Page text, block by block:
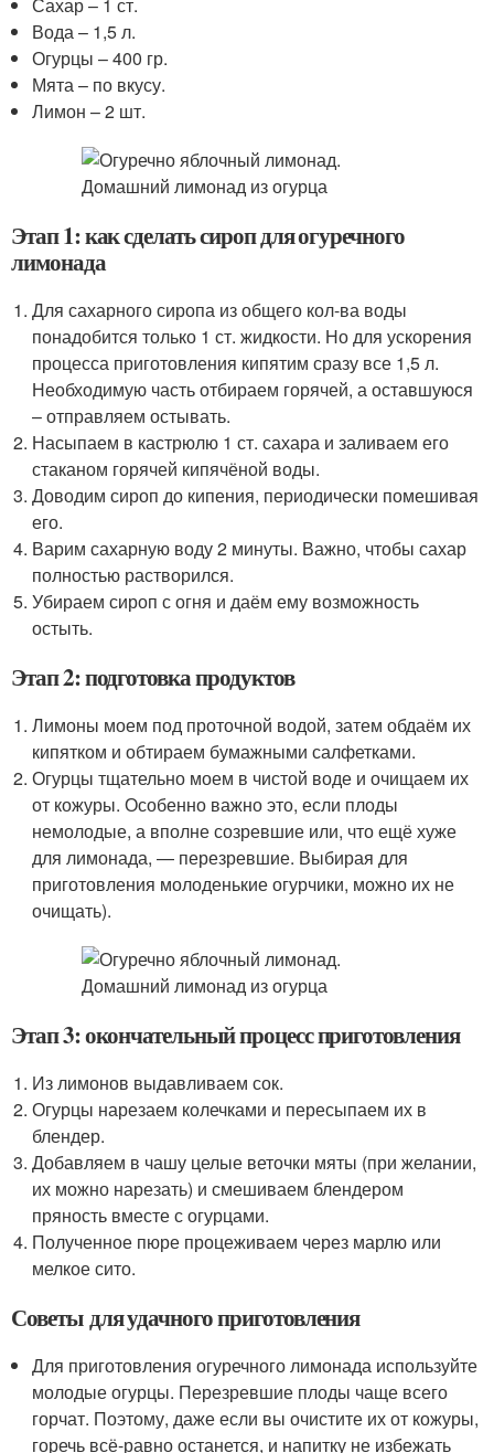
Вода – 1,5 л.
Огурцы – 400 гр.
Мята – по вкусу.
Лимон – 2 шт.
Этап 1: как сделать сироп для огуречного
лимонада
Для сахарного сиропа из общего кол-ва воды
понадобится только 1 ст. жидкости. Но для ускорения
процесса приготовления кипятим сразу все 1,5 л.
Необходимую часть отбираем горячей, а оставшуюся
– отправляем остывать.
Насыпаем в кастрюлю 1 ст. сахара и заливаем его
стаканом горячей кипячёной воды.
Доводим сироп до кипения, периодически помешивая
его.
Варим сахарную воду 2 минуты. Важно, чтобы сахар
полностью растворился.
Убираем сироп с огня и даём ему возможность
остыть.
Этап 2: подготовка продуктов
Лимоны моем под проточной водой, затем обдаём их
кипятком и обтираем бумажными салфетками.
Огурцы тщательно моем в чистой воде и очищаем их
от кожуры. Особенно важно это, если плоды
немолодые, а вполне созревшие или, что ещё хуже
для лимонада, — перезревшие. Выбирая для
приготовления молоденькие огурчики, можно их не
очищать).
Этап 3: окончательный процесс приготовления
Из лимонов выдавливаем сок.
Огурцы нарезаем колечками и пересыпаем их в
блендер.
Добавляем в чашу целые веточки мяты (при желании,
их можно нарезать) и смешиваем блендером
пряность вместе с огурцами.
Полученное пюре процеживаем через марлю или
мелкое сито.
Советы для удачного приготовления
Для приготовления огуречного лимонада используйте
молодые огурцы. Перезревшие плоды чаще всего
горчат. Поэтому, даже если вы очистите их от кожуры,
горечь всё-равно останется, и напитку не избежать